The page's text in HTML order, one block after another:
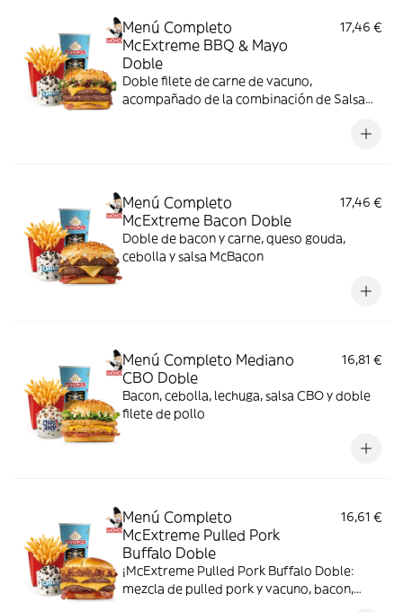
Menú Completo
McExtreme BBQ & Mayo
Doble
17,46 €
Doble filete de carne de vacuno,
acompañado de la combinación de Salsa
doble de cheddar, lechuga fresca y tiras de
Menú Completo
McExtreme Bacon Doble
17,46 €
Doble de bacon y carne, queso gouda,
cebolla y salsa McBacon
Menú Completo Mediano
CBO Doble
16,81 €
Bacon, cebolla, lechuga, salsa CBO y doble
filete de pollo
Menú Completo
McExtreme Pulled Pork
Buffalo Doble
16,61 €
¡McExtreme Pulled Pork Buffalo Doble:
mezcla de pulled pork y vacuno, bacon,